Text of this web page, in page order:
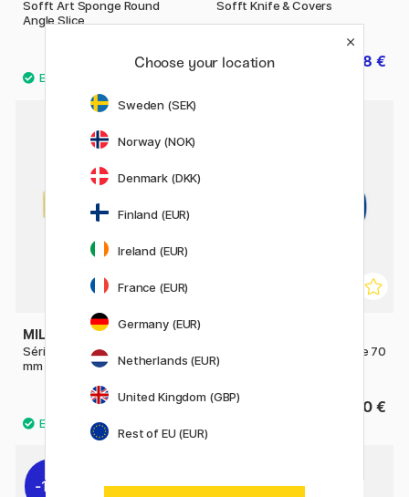
Sofft Art Sponge Round
Angle Slice
13.52 €
Sofft Knife & Covers
5.28 €
MILAN
Série 1311 Rouleau éponge 25
mm
2 €
Série 1311 Rouleau éponge 70
mm Franges
3.40 €
11% 22%
Choose your location
Sweden (SEK)
Norway (NOK)
Denmark (DKK)
Finland (EUR)
Ireland (EUR)
France (EUR)
Germany (EUR)
Netherlands (EUR)
United Kingdom (GBP)
Rest of EU (EUR)